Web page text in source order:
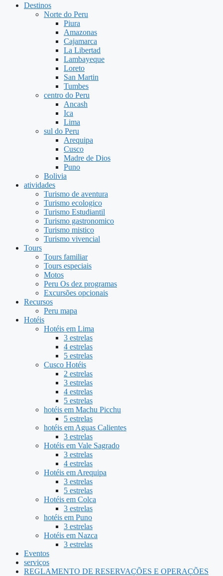
Destinos
Norte do Peru
Piura
Amazonas
Cajamarca
La Libertad
Lambayeque
Loreto
San Martin
Tumbes
centro do Peru
Ancash
Ica
Lima
sul do Peru
Arequipa
Cusco
Madre de Dios
Puno
Bolivia
atividades
Turismo de aventura
Turismo ecologico
Turismo Estudiantil
Turismo gastronomico
Turismo mistico
Turismo vivencial
Tours
Tours familiar
Tours especiais
Motos
Peru Os dez programas
Excursões opcionais
Recursos
Peru mapa
Hotéis
Hotéis em Lima
3 estrelas
4 estrelas
5 estrelas
Cusco Hotéis
2 estrelas
3 estrelas
4 estrelas
5 estrelas
hotéis em Machu Picchu
5 estrelas
hotéis em Aguas Calientes
3 estrelas
Hotéis em Vale Sagrado
3 estrelas
4 estrelas
Hotéis em Arequipa
3 estrelas
5 estrelas
Hotéis em Colca
3 estrelas
hotéis em Puno
3 estrelas
Hotéis em Nazca
3 estrelas
Eventos
serviços
REGLAMENTO DE RESERVAÇÕES E OPERAÇÕES